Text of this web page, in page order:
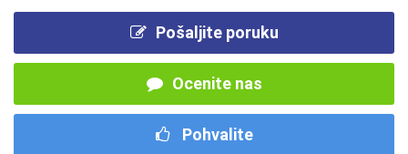
Pošaljite poruku
Ocenite nas
Pohvalite